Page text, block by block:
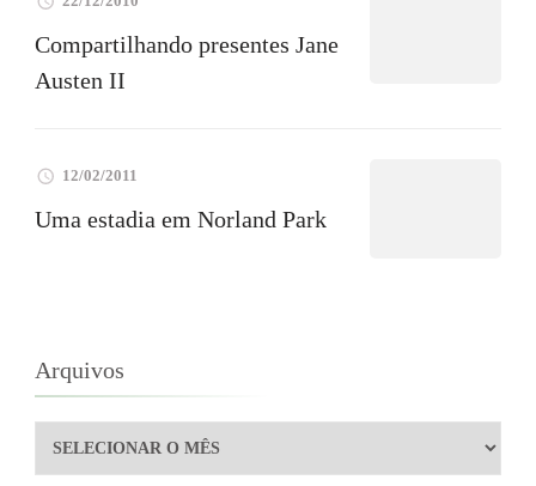
Compartilhando presentes Jane
Austen II
12/02/2011
Uma estadia em Norland Park
Arquivos
Arquivos